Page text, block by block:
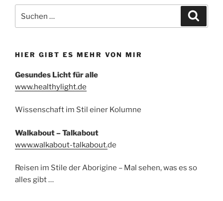
nach:
HIER GIBT ES MEHR VON MIR
Gesundes Licht für alle
www.healthylight.de
Wissenschaft im Stil einer Kolumne
Walkabout – Talkabout
www.walkabout-talkabout.de
Reisen im Stile der Aborigine – Mal sehen, was es so
alles gibt …